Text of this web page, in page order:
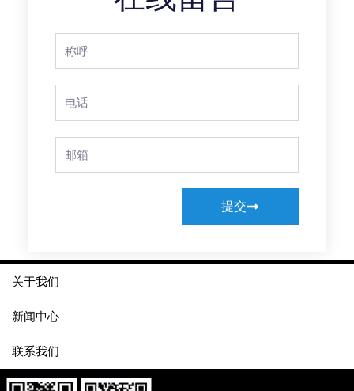
Name
Phone
Email
提交
关于我们
新闻中心
联系我们